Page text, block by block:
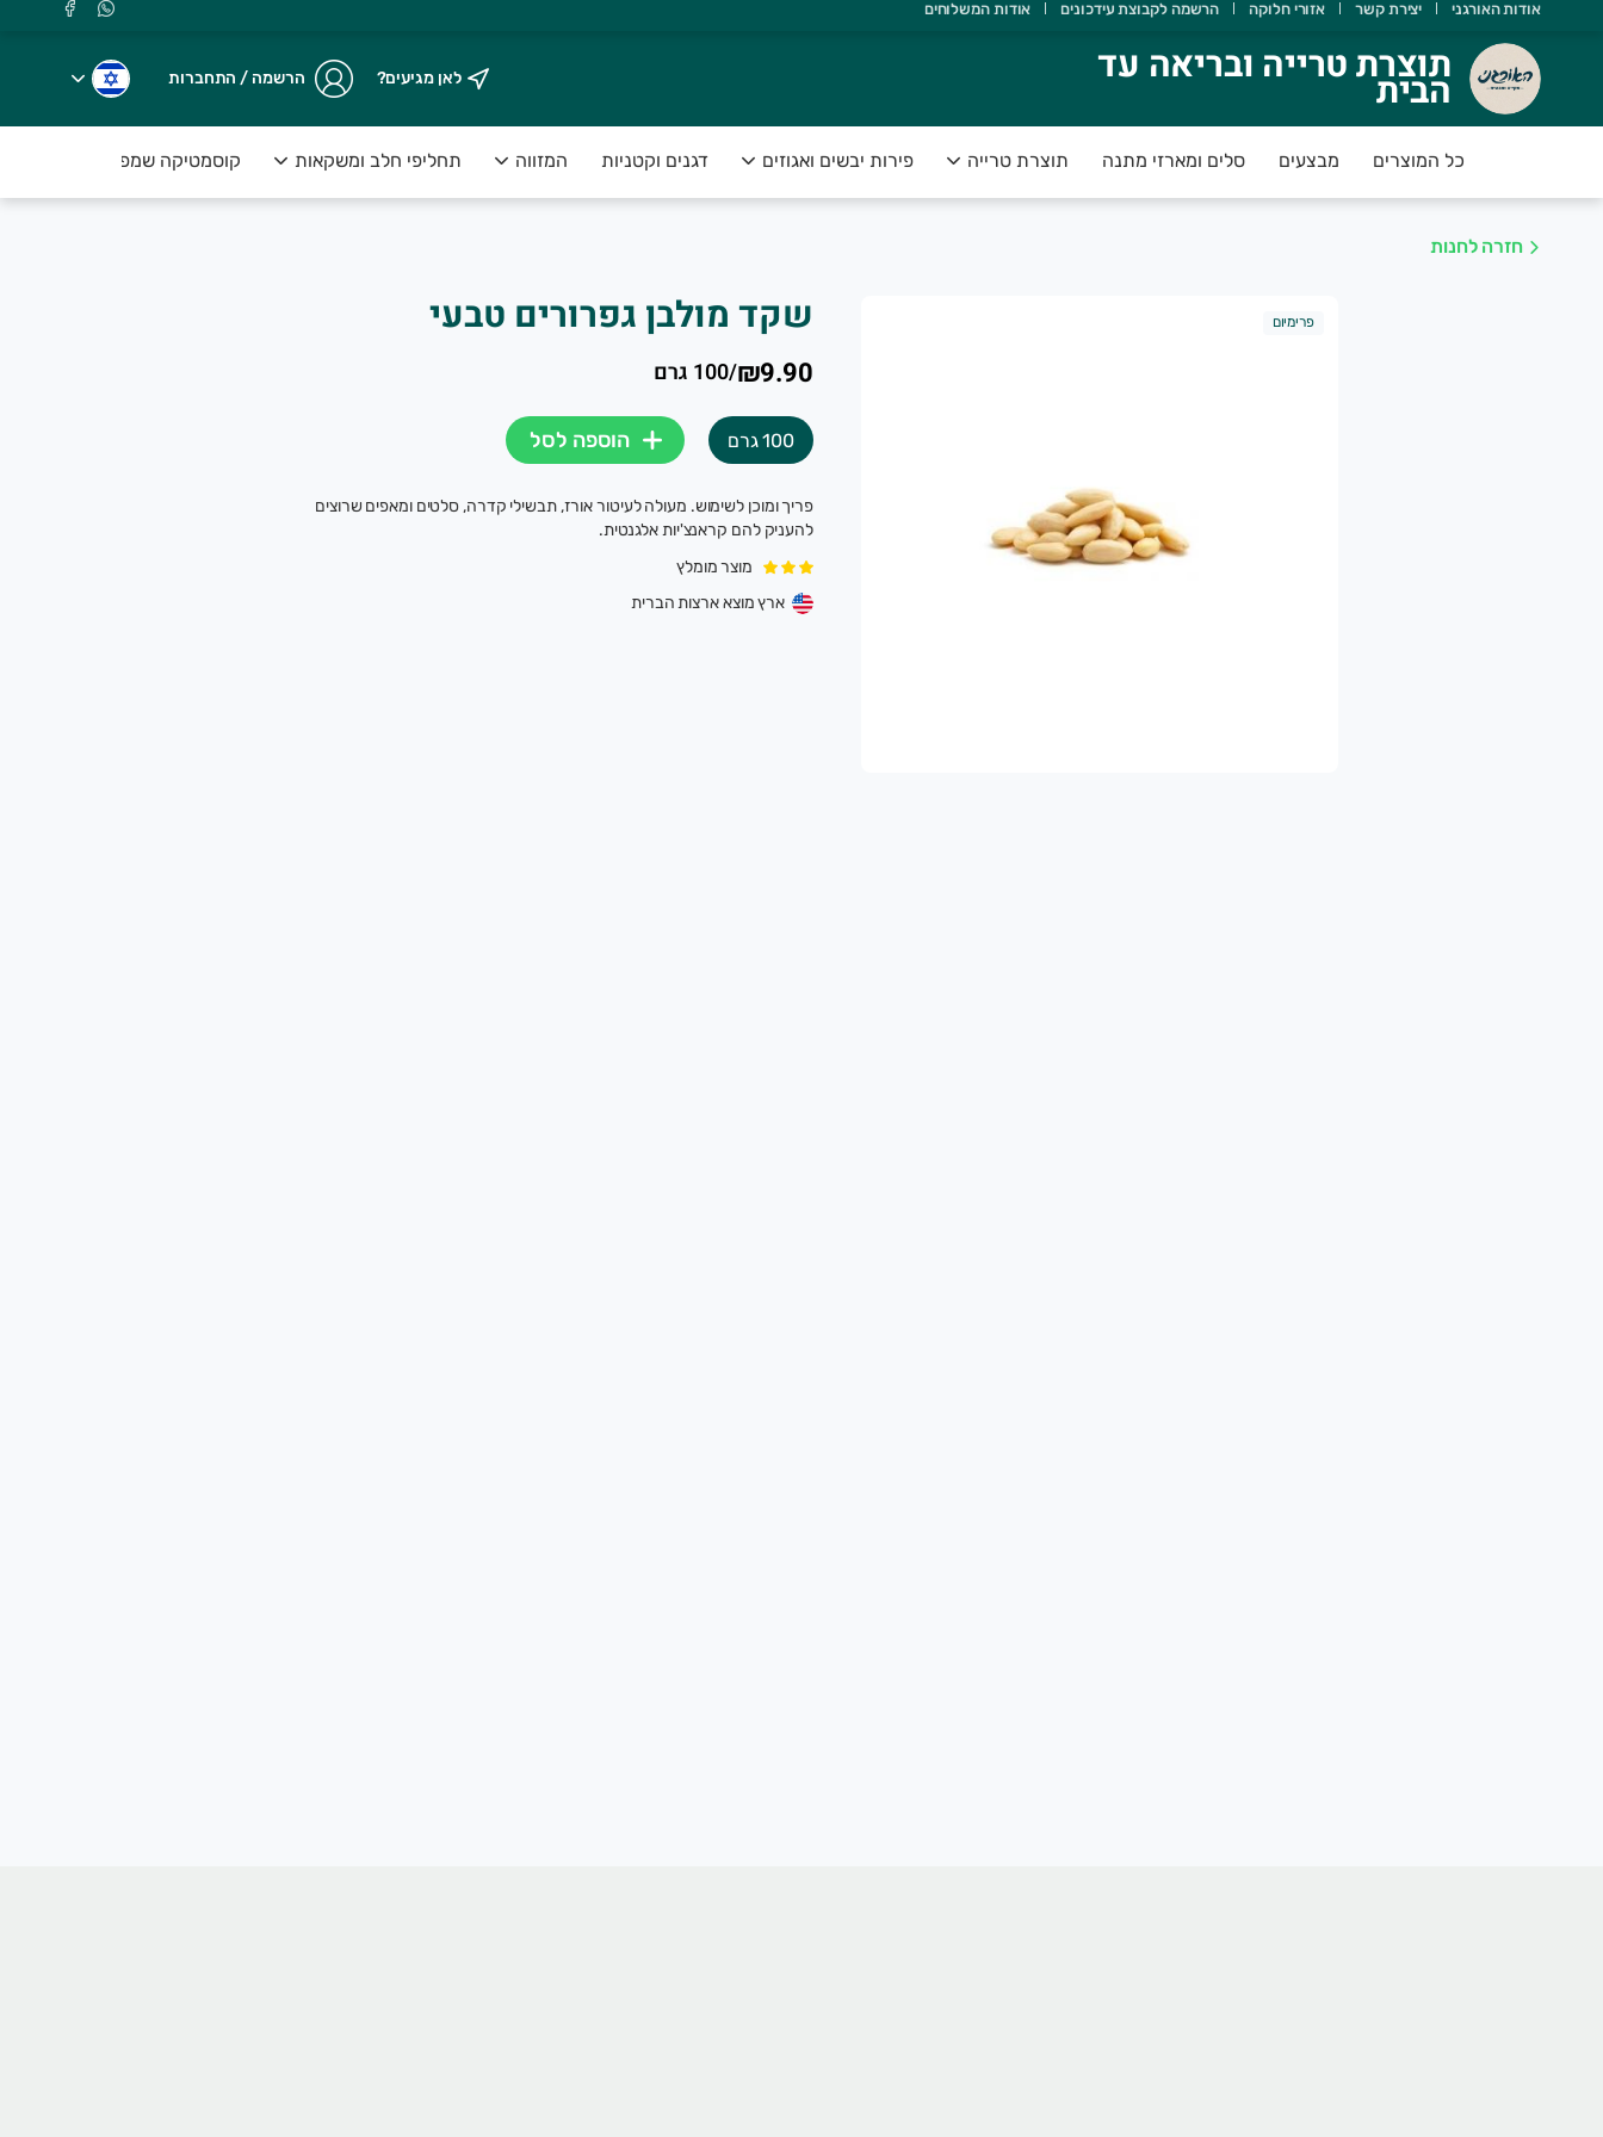
תוצרת טרייה ובריאה עד הבית
האורגני מטפח מעגל חקלאים וצרכנים במטרה לקדם חקלאות אוהבת אדם ואדמה, ולהנגיש תוצרת טרייה, בריאה ונקייה, עד הבית.
אודות האורגני יצירת קשר אזורי חלוקה הרשמה לקבוצת עידכונים אודות המשלוחים
תוצרת טרייה ובריאה עד
הבית לאן מגיעים? הרשמה / התחברות
כל המוצרים מבצעים סלים ומארזי מתנה תוצרת טרייה פירות יבשים ואגוזים דגנים וקטניות המזווה תחליפי חלב ומשקאות קוסמטיקה שמפו וסבונים
חזרה לחנות
פרימיום שקד מולבן גפרורים טבעי
₪9.90
/100 גרם
100 גרם הוספה לסל
פריך ומוכן לשימוש. מעולה לעיטור אורז, תבשילי קדרה, סלטים ומאפים שרוצים
להעניק להם קראנצ'יות אלגנטית.
מוצר מומלץ
ארץ מוצא ארצות הברית